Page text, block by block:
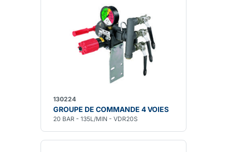
130224
GROUPE DE COMMANDE 4 VOIES
20 BAR - 135L/MIN - VDR20S